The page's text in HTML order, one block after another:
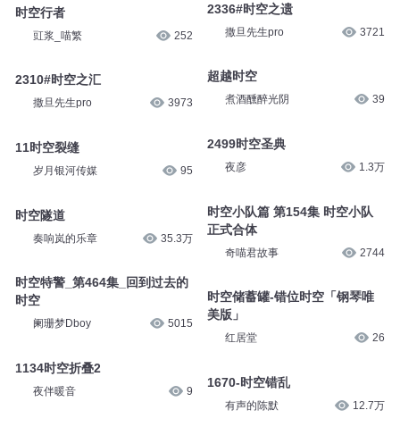
时空行者
豇浆_喵繁 252
2310#时空之汇
撒旦先生pro 3973
11时空裂缝
岁月银河传媒 95
时空隧道
奏响岚的乐章 35.3万
时空特警_第464集_回到过去的
时空
阑珊梦Dboy 5015
1134时空折叠2
夜伴暖音 9
2336#时空之遗
撒旦先生pro 3721
超越时空
煮酒醺醉光阴 39
2499时空圣典
夜彦 1.3万
时空小队篇 第154集 时空小队
正式合体
奇喵君故事 2744
时空储蓄罐-错位时空「钢琴唯
美版」
红居堂 26
1670-时空错乱
有声的陈默 12.7万